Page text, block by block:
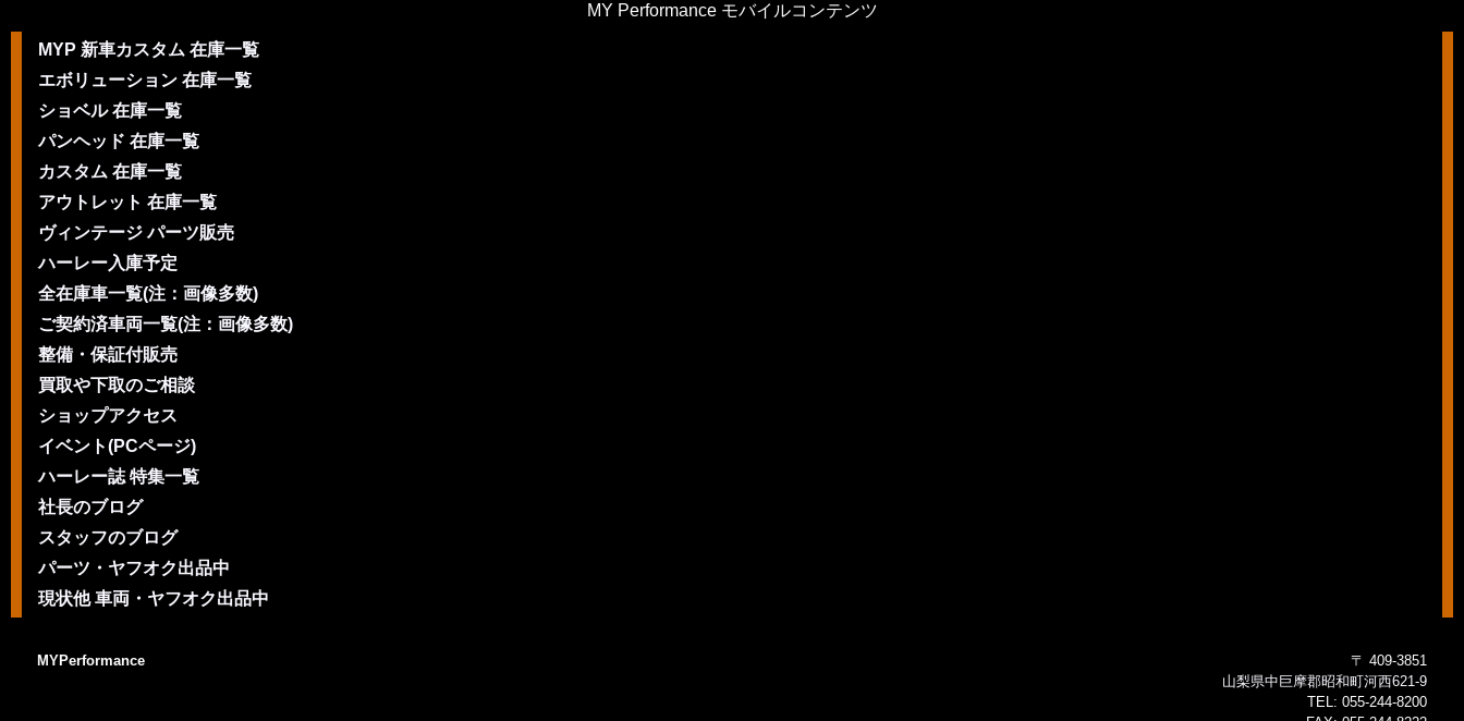
MY Performance モバイルコンテンツ
MYP 新車カスタム 在庫一覧
エボリューション 在庫一覧
ショベル 在庫一覧
パンヘッド 在庫一覧
カスタム 在庫一覧
アウトレット 在庫一覧
ヴィンテージ パーツ販売
ハーレー入庫予定
全在庫車一覧(注：画像多数)
ご契約済車両一覧(注：画像多数)
整備・保証付販売
買取や下取のご相談
ショップアクセス
イベント(PCページ)
ハーレー誌 特集一覧
社長のブログ
スタッフのブログ
パーツ・ヤフオク出品中
現状他 車両・ヤフオク出品中
MYPerformance
〒 409-3851
山梨県中巨摩郡昭和町河西621-9
TEL: 055-244-8200